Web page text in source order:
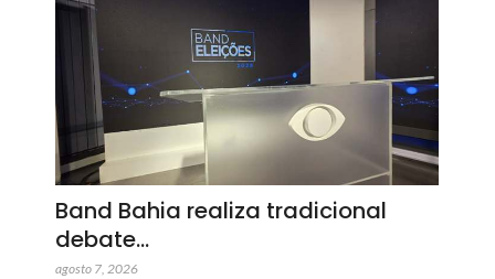
Band Bahia realiza tradicional
debate…
agosto 7, 2026